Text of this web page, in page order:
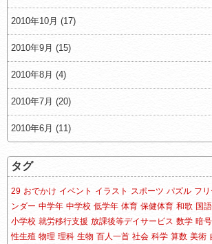
2010年10月 (17)
2010年9月 (15)
2010年8月 (4)
2010年7月 (20)
2010年6月 (11)
タグ
29 おでかけ イベント イラスト スポーツ パズル フ
ンダー 中学年 中学校 低学年 体育 保健体育 和歌 国語
小学校 就労移行支援 放課後等デイサービス 数学 暗号
性生殖 物理 理科 生物 百人一首 社会 科学 算数 美術